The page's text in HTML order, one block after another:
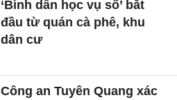
‘Bình dân học vụ số’ bắt
đầu từ quán cà phê, khu
dân cư
Công an Tuyên Quang xác